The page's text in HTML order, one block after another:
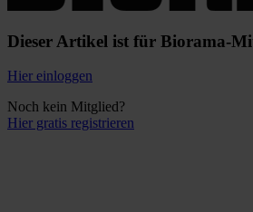
Dieser Artikel ist für Biorama-
Hier einloggen
Noch kein Mitglied?
Hier gratis registrieren